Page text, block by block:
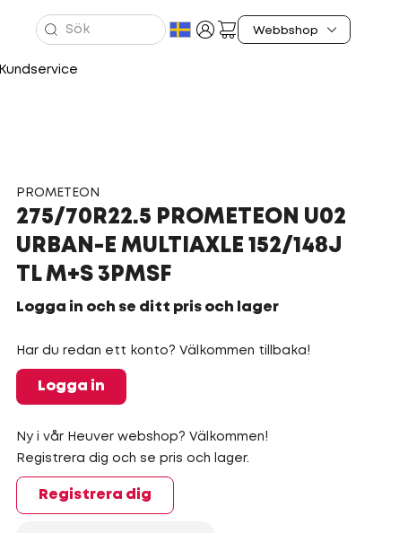
Kundservice
PROMETEON
275/70R22.5 PROMETEON U02
URBAN-E MULTIAXLE 152/148J
TL M+S 3PMSF
Logga in och se ditt pris och lager
Har du redan ett konto? Välkommen tillbaka!
Logga in
Ny i vår Heuver webshop? Välkommen!
Registrera dig och se pris och lager.
Registrera dig